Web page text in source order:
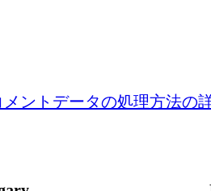
メントデータの処理方法の